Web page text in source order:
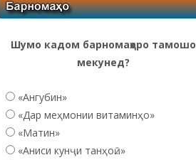
Шумо кадом барномаҳоро тамошо
мекунед?
«Ангубин»
«Дар меҳмонии витаминҳо»
«Матин»
«Аниси кунҷи танҳоӣ...»